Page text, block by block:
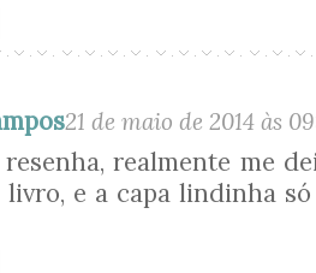
21 de maio de 2014 às
realmente me
livro, e a capa lindinha